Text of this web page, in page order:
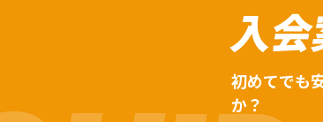
入
初めてでも
か？